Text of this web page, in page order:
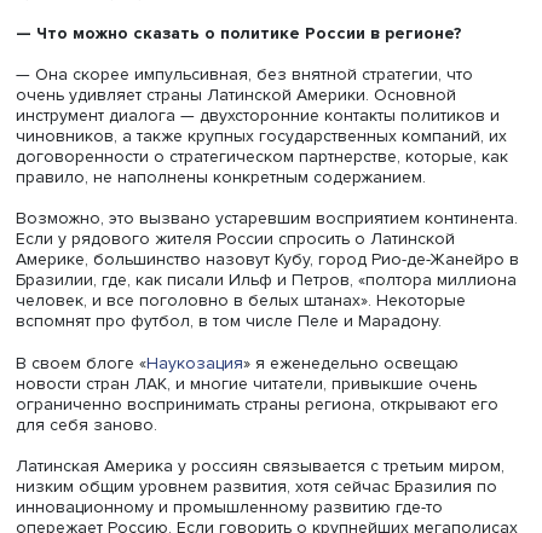
относятся к ней немного пренебрежительно.
— Насколько серьезную роль в регионе играет
— Китай — основной актор в Латинской Америке
Он начал экспансию в 1990-е годы, что сочеталось с
на диверсификацию, и в начале 2000-х годов он
технологического развития, что на ура встретили
региона. Сейчас Китай стал вторым торговым
ЛАК, а для Бразилии и Аргентины даже первым.
для 21 из 26 штатов Бразилии именно Китай —
контрагент по импорту и экспорту, хотя в 2010 году
страны ЕС. Китай значительно влияет на экономику
Латинской Америки в сфере инвестиций в технологии,
полезных ископаемых и инфраструктурных проектов.
— В каких отраслях экономики его позиции
значительны?